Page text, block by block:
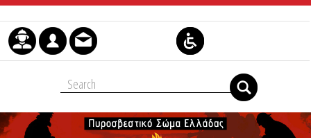
Skip to Content